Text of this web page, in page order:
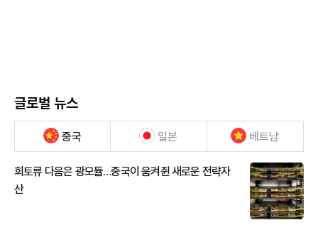
글로벌 뉴스
중국 일본 베트남
희토류 다음은 광모듈…중국이 움켜쥔 새로운 전략자
산